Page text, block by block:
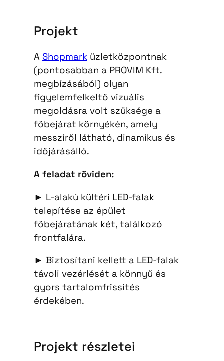
Projekt
A Shopmark üzletközpontnak
(pontosabban a PROVIM Kft.
megbízásából) olyan
figyelemfelkeltő vizuális
megoldásra volt szüksége a
főbejárat környékén, amely
messziről látható, dinamikus és
időjárásálló.
A feladat röviden:
► L-alakú kültéri LED-falak
telepítése az épület
főbejáratának két, találkozó
frontfalára.
► Biztosítani kellett a LED-falak
távoli vezérlését a könnyű és
gyors tartalomfrissítés
érdekében.
Projekt részletei